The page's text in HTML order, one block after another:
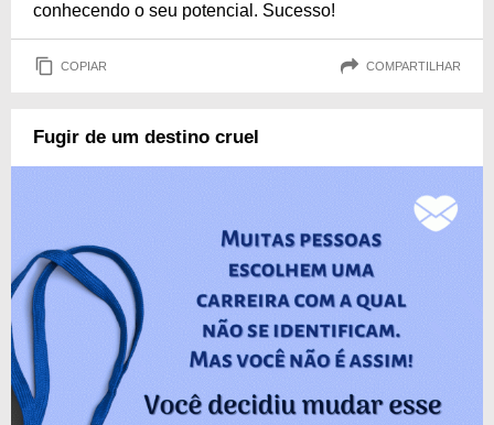
conhecendo o seu potencial. Sucesso!
COPIAR COMPARTILHAR
Fugir de um destino cruel